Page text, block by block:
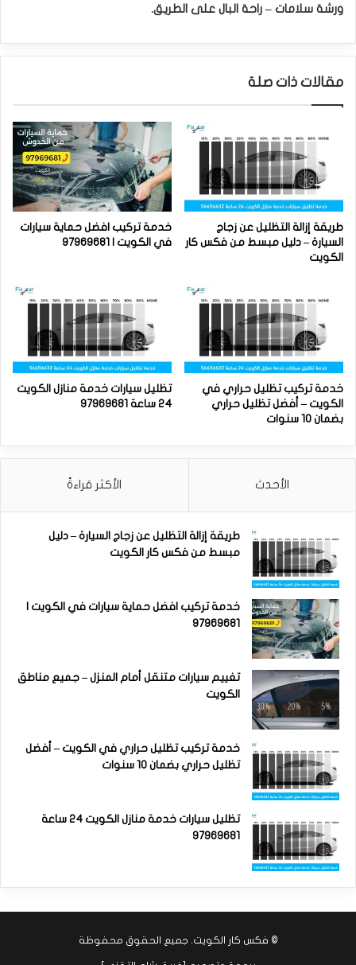
ورشة سلامات – راحة البال على الطريق.
مقالات ذات صلة
طريقة إزالة التظليل عن زجاج
السيارة – دليل مبسط من فكس كار
الكويت
خدمة تركيب افضل حماية سيارات
في الكويت | 97969681
خدمة تركيب تظليل حراري في
الكويت – أفضل تظليل حراري
بضمان 10 سنوات
تظليل سيارات خدمة منازل الكويت
24 ساعة 97969681
الأحدث الأكثر قراءةً
طريقة إزالة التظليل عن زجاج السيارة – دليل
مبسط من فكس كار الكويت
خدمة تركيب افضل حماية سيارات في الكويت |
97969681
تغييم سيارات متنقل أمام المنزل – جميع مناطق
الكويت
خدمة تركيب تظليل حراري في الكويت – أفضل
تظليل حراري بضمان 10 سنوات
تظليل سيارات خدمة منازل الكويت 24 ساعة
97969681
© فكس كار الكويت. جميع الحقوق محفوظة